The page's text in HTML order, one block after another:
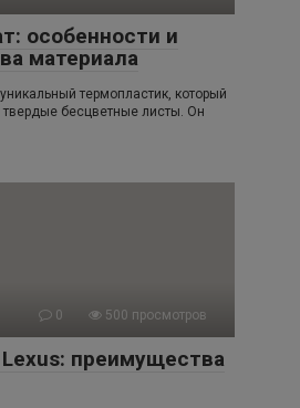
особенности и
материала
термопластик, который
твердые бесцветные листы. Он
0 500 просмотров
преимущества